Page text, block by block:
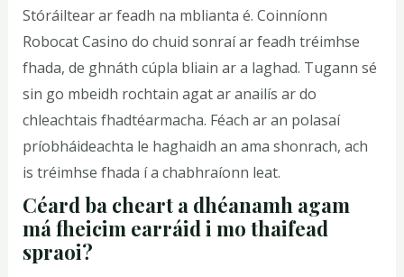
Stóráiltear ar feadh na mblianta é. Coinníonn
Robocat Casino do chuid sonraí ar feadh tréimhse
fhada, de ghnáth cúpla bliain ar a laghad. Tugann sé
sin go mbeidh rochtain agat ar anailís ar do
chleachtais fhadtéarmacha. Féach ar an polasaí
príobháideachta le haghaidh an ama shonrach, ach
is tréimhse fhada í a chabhraíonn leat.
Céard ba cheart a dhéanamh agam
má fheicim earráid i mo thaifead
spraoi?